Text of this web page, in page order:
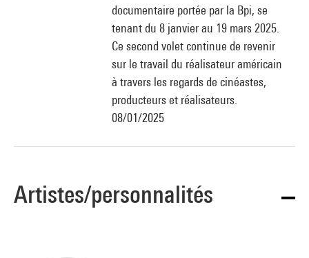
documentaire portée par la Bpi, se
tenant du 8 janvier au 19 mars 2025.
Ce second volet continue de revenir
sur le travail du réalisateur américain
à travers les regards de cinéastes,
producteurs et réalisateurs.
08/01/2025
Artistes/personnalités